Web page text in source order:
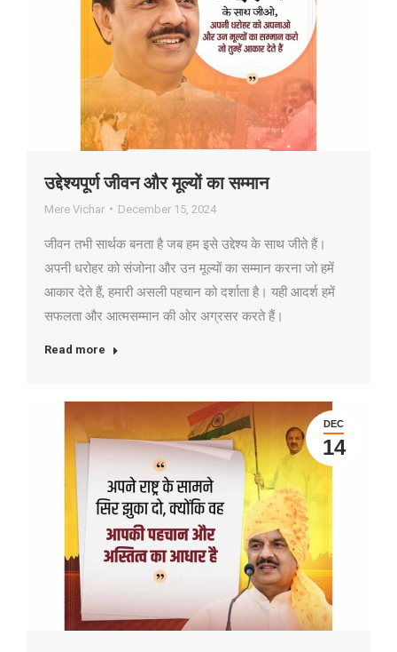
उद्देश्यपूर्ण जीवन और मूल्यों का सम्मान
Mere Vichar December 15, 2024
जीवन तभी सार्थक बनता है जब हम इसे उद्देश्य के साथ जीते हैं।
अपनी धरोहर को संजोना और उन मूल्यों का सम्मान करना जो हमें
आकार देते हैं, हमारी असली पहचान को दर्शाता है। यही आदर्श हमें
सफलता और आत्मसम्मान की ओर अग्रसर करते हैं।
Read more
DEC
14